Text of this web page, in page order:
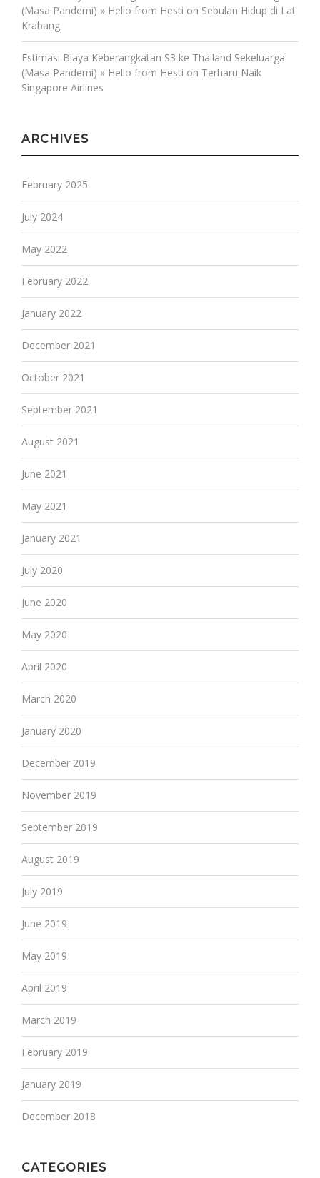
(Masa Pandemi) » Hello from Hesti on Sebulan Hidup di Lat
Krabang
Estimasi Biaya Keberangkatan S3 ke Thailand Sekeluarga
(Masa Pandemi) » Hello from Hesti on Terharu Naik
Singapore Airlines
ARCHIVES
February 2025
July 2024
May 2022
February 2022
January 2022
December 2021
October 2021
September 2021
August 2021
June 2021
May 2021
January 2021
July 2020
June 2020
May 2020
April 2020
March 2020
January 2020
December 2019
November 2019
September 2019
August 2019
July 2019
June 2019
May 2019
April 2019
March 2019
February 2019
January 2019
December 2018
CATEGORIES